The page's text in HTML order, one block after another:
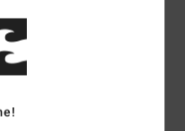
Homme